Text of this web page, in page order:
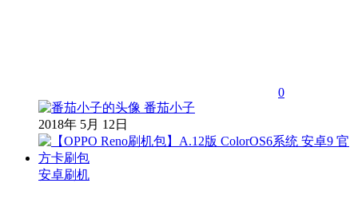
0
番茄小子
2018年 5月 12日
安卓刷机